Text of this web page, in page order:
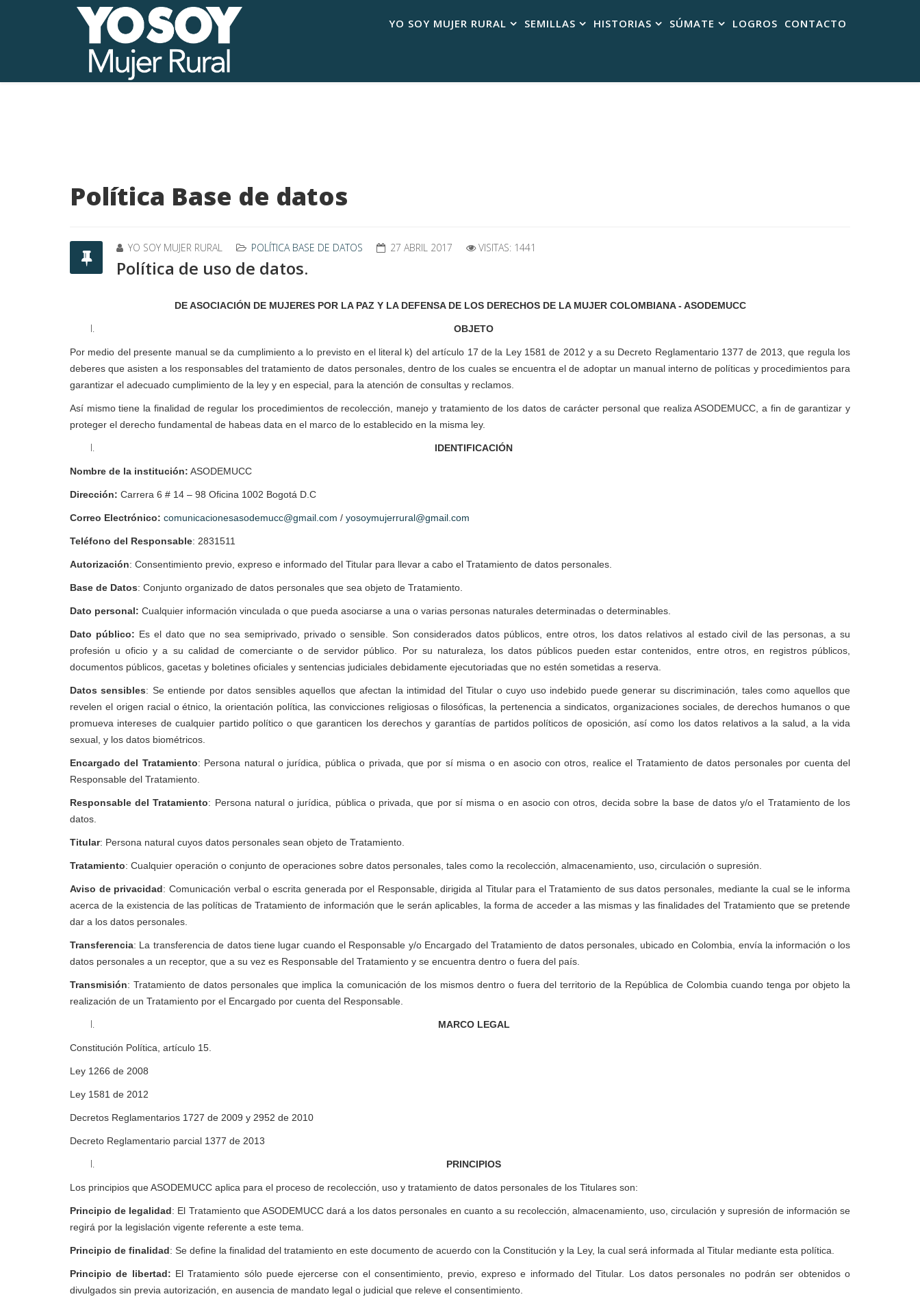
YO SOY MUJER RURAL SEMILLAS HISTORIAS SÚMATE LOGROS CONTACTO
Política Base de datos
YO SOY MUJER RURAL POLÍTICA BASE DE DATOS 27 ABRIL 2017 VISITAS: 1441
Política de uso de datos.
DE ASOCIACIÓN DE MUJERES POR LA PAZ Y LA DEFENSA DE LOS DERECHOS DE LA MUJER COLOMBIANA - ASODEMUCC
OBJETO
Por medio del presente manual se da cumplimiento a lo previsto en el literal k) del artículo 17 de la Ley 1581 de 2012 y a su Decreto Reglamentario 1377 de 2013, que regula los
deberes que asisten a los responsables del tratamiento de datos personales, dentro de los cuales se encuentra el de adoptar un manual interno de políticas y procedimientos para
garantizar el adecuado cumplimiento de la ley y en especial, para la atención de consultas y reclamos.
Así mismo tiene la finalidad de regular los procedimientos de recolección, manejo y tratamiento de los datos de carácter personal que realiza ASODEMUCC, a fin de garantizar y
proteger el derecho fundamental de habeas data en el marco de lo establecido en la misma ley.
IDENTIFICACIÓN
Nombre de la institución: ASODEMUCC
Dirección: Carrera 6 # 14 – 98 Oficina 1002 Bogotá D.C
Correo Electrónico: comunicacionesasodemucc@gmail.com / yosoymujerrural@gmail.com
Teléfono del Responsable: 2831511
Autorización: Consentimiento previo, expreso e informado del Titular para llevar a cabo el Tratamiento de datos personales.
Base de Datos: Conjunto organizado de datos personales que sea objeto de Tratamiento.
Dato personal: Cualquier información vinculada o que pueda asociarse a una o varias personas naturales determinadas o determinables.
Dato público: Es el dato que no sea semiprivado, privado o sensible. Son considerados datos públicos, entre otros, los datos relativos al estado civil de las personas, a su
profesión u oficio y a su calidad de comerciante o de servidor público. Por su naturaleza, los datos públicos pueden estar contenidos, entre otros, en registros públicos,
documentos públicos, gacetas y boletines oficiales y sentencias judiciales debidamente ejecutoriadas que no estén sometidas a reserva.
Datos sensibles: Se entiende por datos sensibles aquellos que afectan la intimidad del Titular o cuyo uso indebido puede generar su discriminación, tales como aquellos que
revelen el origen racial o étnico, la orientación política, las convicciones religiosas o filosóficas, la pertenencia a sindicatos, organizaciones sociales, de derechos humanos o que
promueva intereses de cualquier partido político o que garanticen los derechos y garantías de partidos políticos de oposición, así como los datos relativos a la salud, a la vida
sexual, y los datos biométricos.
Encargado del Tratamiento: Persona natural o jurídica, pública o privada, que por sí misma o en asocio con otros, realice el Tratamiento de datos personales por cuenta del
Responsable del Tratamiento.
Responsable del Tratamiento: Persona natural o jurídica, pública o privada, que por sí misma o en asocio con otros, decida sobre la base de datos y/o el Tratamiento de los
datos.
Titular: Persona natural cuyos datos personales sean objeto de Tratamiento.
Tratamiento: Cualquier operación o conjunto de operaciones sobre datos personales, tales como la recolección, almacenamiento, uso, circulación o supresión.
Aviso de privacidad: Comunicación verbal o escrita generada por el Responsable, dirigida al Titular para el Tratamiento de sus datos personales, mediante la cual se le informa
acerca de la existencia de las políticas de Tratamiento de información que le serán aplicables, la forma de acceder a las mismas y las finalidades del Tratamiento que se pretende
dar a los datos personales.
Transferencia: La transferencia de datos tiene lugar cuando el Responsable y/o Encargado del Tratamiento de datos personales, ubicado en Colombia, envía la información o los
datos personales a un receptor, que a su vez es Responsable del Tratamiento y se encuentra dentro o fuera del país.
Transmisión: Tratamiento de datos personales que implica la comunicación de los mismos dentro o fuera del territorio de la República de Colombia cuando tenga por objeto la
realización de un Tratamiento por el Encargado por cuenta del Responsable.
MARCO LEGAL
Constitución Política, artículo 15.
Ley 1266 de 2008
Ley 1581 de 2012
Decretos Reglamentarios 1727 de 2009 y 2952 de 2010
Decreto Reglamentario parcial 1377 de 2013
PRINCIPIOS
Los principios que ASODEMUCC aplica para el proceso de recolección, uso y tratamiento de datos personales de los Titulares son:
Principio de legalidad: El Tratamiento que ASODEMUCC dará a los datos personales en cuanto a su recolección, almacenamiento, uso, circulación y supresión de información se
regirá por la legislación vigente referente a este tema.
Principio de finalidad: Se define la finalidad del tratamiento en este documento de acuerdo con la Constitución y la Ley, la cual será informada al Titular mediante esta política.
Principio de libertad: El Tratamiento sólo puede ejercerse con el consentimiento, previo, expreso e informado del Titular. Los datos personales no podrán ser obtenidos o
divulgados sin previa autorización, en ausencia de mandato legal o judicial que releve el consentimiento.